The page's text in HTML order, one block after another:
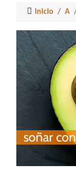
Inicio A